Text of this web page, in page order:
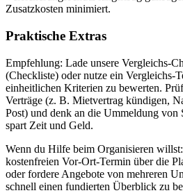
Zusatzkosten minimiert.
Praktische Extras
Empfehlung: Lade unsere
(Checkliste) oder nutze ein
einheitlichen Kriterien zu bewerten.
Verträge (z. B. Mietvertrag kündigen,
Post) und denk an die Ummeldung von
spart Zeit und Geld.
Wenn du Hilfe beim Organisieren
kostenfreien Vor‑Ort‑Termin über die
oder fordere Angebote von mehreren
schnell einen fundierten Überblick zu